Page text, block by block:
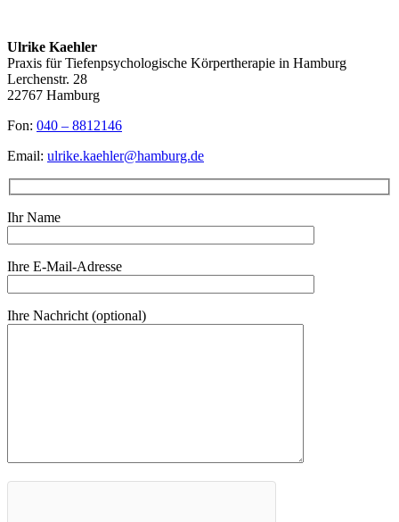
Ulrike Kaehler
Praxis für Tiefenpsychologische Körpertherapie in Hamburg
Lerchenstr. 28
22767 Hamburg
Fon: 040 – 8812146
Email: ulrike.kaehler@hamburg.de
Ihr Name
Ihre E-Mail-Adresse
Ihre Nachricht (optional)